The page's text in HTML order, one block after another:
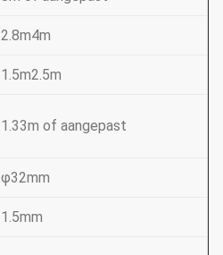
2.8m4m
1.5m2.5m
1.33m of aangepast
φ32mm
1.5mm